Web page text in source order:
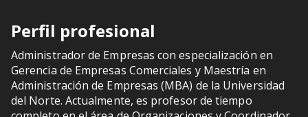
Perfil profesional
Administrador de Empresas con especialización en
Gerencia de Empresas Comerciales y Maestría en
Administración de Empresas (MBA) de la Universidad
del Norte. Actualmente, es profesor de tiempo